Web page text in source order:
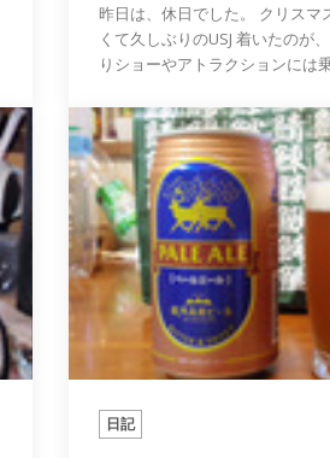
昨日は、休日でした。 クリスマ
くて久しぶりのUSJ 着いたのが、少し遅れたので、あま
りショーやアトラクションには
日記